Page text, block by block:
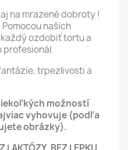
na mrazené dobroty !
našich
ozdobiť tortu a
profesionál.
trpezlivosti a
možností
vyhovuje (podľa
obrázky).